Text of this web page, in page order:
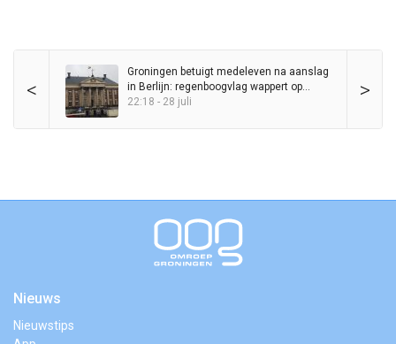
< >
Groningen betuigt medeleven na aanslag
in Berlijn: regenboogvlag wappert op
Stadhuis
22:18 - 28 juli
Nieuws
Nieuwstips